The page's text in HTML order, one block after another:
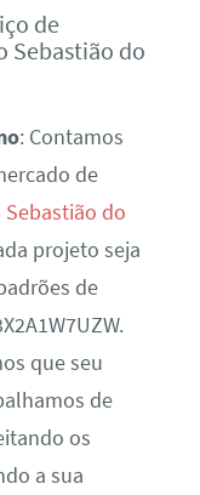
de
Sebastião do
: Contamos
de
do
projeto seja
de
que seu
de
os
a sua